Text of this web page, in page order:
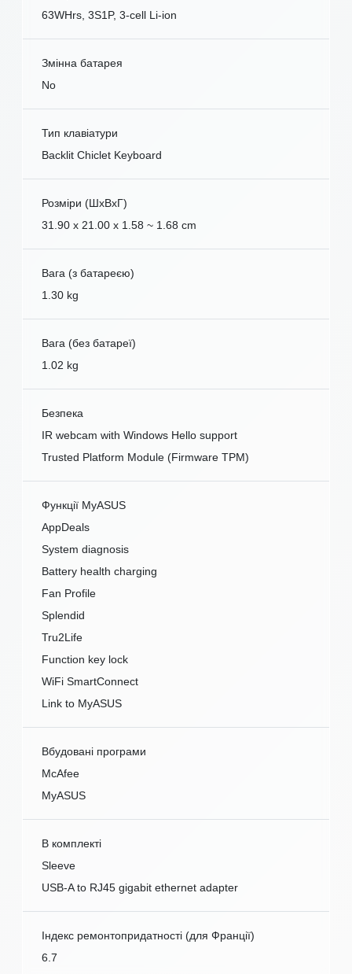
63WHrs, 3S1P, 3-cell Li-ion
Змінна батарея
No
Тип клавіатури
Backlit Chiclet Keyboard
Розміри (ШxВxГ)
31.90 x 21.00 x 1.58 ~ 1.68 cm
Вага (з батареєю)
1.30 kg
Вага (без батареї)
1.02 kg
Безпека
IR webcam with Windows Hello support
Trusted Platform Module (Firmware TPM)
Функції MyASUS
AppDeals
System diagnosis
Battery health charging
Fan Profile
Splendid
Tru2Life
Function key lock
WiFi SmartConnect
Link to MyASUS
Вбудовані програми
McAfee
MyASUS
В комплекті
Sleeve
USB-A to RJ45 gigabit ethernet adapter
Індекс ремонтопридатності (для Франції)
6.7